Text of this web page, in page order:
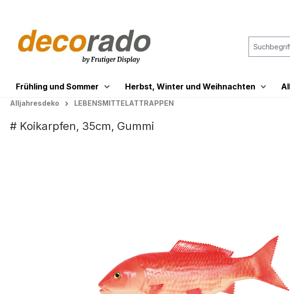
Frühling und Sommer Herbst, Winter und Weihnachten
Alljahresdeko LEBENSMITTELATTRAPPEN
# Koikarpfen, 35cm, Gummi